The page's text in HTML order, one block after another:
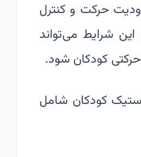
حرکت و کنترل
شرایط می‌تواند
کودکان شود.
کودکان شامل